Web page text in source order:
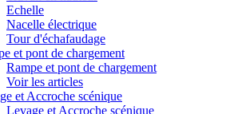
Echelle
Nacelle électrique
Tour d'échafaudage
et pont de chargement
Rampe et pont de chargement
Voir les articles
et Accroche scénique
Levage et Accroche scénique